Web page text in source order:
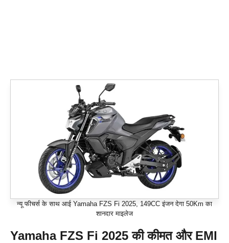
न्यू फीचर्स के साथ आई Yamaha FZS Fi 2025, 149CC इंजन देगा 50Km का
शानदार माइलेज
Yamaha FZS Fi 2025 की कीमत और EMI